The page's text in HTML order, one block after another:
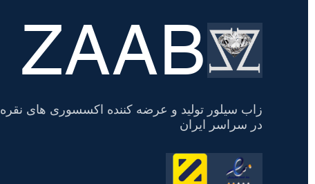
تسویه
حساب ZAAB
زاب سیلور تولید و عرضه کننده اکسسوری های نقره
در سراسر ایران